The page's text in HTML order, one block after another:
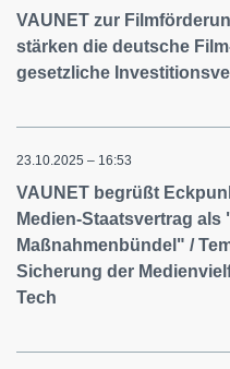
VAUNET zur
stärken die deutsche
gesetzliche
23.10.2025 – 16:53
VAUNET begrüßt
Medien-Staatsvertrag als
Maßnahmenbündel" /
Sicherung der
Tech